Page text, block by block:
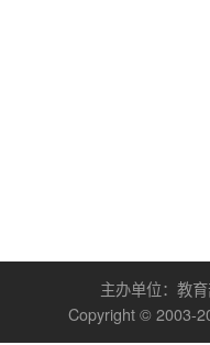
主办单位： 教
Copyright © 2003-